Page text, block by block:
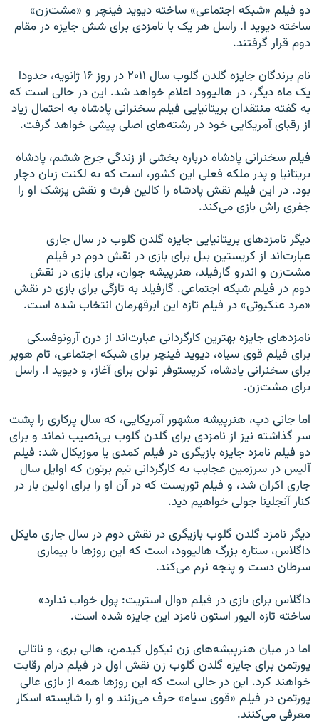
دو فیلم «شبکه اجتماعی» ساخته دیوید فینچر و «مشت‌زن»
ساخته دیوید ا. راسل هر یک با نامزدی برای شش جایزه در مقام
دوم قرار گرفتند.
نام برندگان جایزه گلدن گلوب سال ۲۰۱۱ در روز ۱۶ ژانویه، حدودا
یک ماه دیگر، در هالیوود اعلام خواهد شد. این در حالی است که
به گفته منتقدان بریتانیایی فیلم سخنرانی پادشاه به احتمال زیاد
از رقبای آمریکایی خود در رشته‌های اصلی پیشی خواهد گرفت.
فیلم سخنرانی پادشاه درباره بخشی از زندگی جرج ششم، پادشاه
بریتانیا و پدر ملکه فعلی این کشور، است که به لکنت زبان دچار
بود. در این فیلم نقش پادشاه را کالین فرث و نقش پزشک او را
جفری راش بازی می‌کند.
دیگر نامزدهای بریتانیایی جایزه گلدن گلوب در سال جاری
عبارت‌اند از کریستین بیل برای بازی در نقش دوم در فیلم
مشت‌زن و اندرو گارفیلد، هنرپیشه جوان، برای بازی در نقش
دوم در فیلم شبکه اجتماعی. گارفیلد به تازگی برای بازی در نقش
«مرد عنکبوتی» در فیلم تازه این ابرقهرمان انتخاب شده است.
نامزدهای جایزه بهترین کارگردانی عبارت‌اند از درن آرونوفسکی
برای فیلم قوی سیاه، دیوید فینچر برای شبکه اجتماعی، تام هوپر
برای سخنرانی پادشاه، کریستوفر نولن برای آغاز، و دیوید ا. راسل
برای مشت‌زن.
اما جانی دپ، هنرپیشه مشهور آمریکایی، که سال پرکاری را پشت
سر گذاشته نیز از نامزدی برای گلدن گلوب بی‌نصیب نماند و برای
دو فیلم نامزد جایزه بازیگری در فیلم کمدی یا موزیکال شد: فیلم
آلیس در سرزمین عجایب به کارگردانی تیم برتون که اوایل سال
جاری اکران شد، و فیلم توریست که در آن او را برای اولین بار در
کنار آنجلینا جولی خواهیم دید.
دیگر نامزد گلدن گلوب بازیگری در نقش دوم در سال جاری مایکل
داگلاس، ستاره بزرگ هالیوود، است که این روزها با بیماری
سرطان دست و پنجه نرم می‌کند.
داگلاس برای بازی در فیلم «وال استریت: پول خواب ندارد»
ساخته تازه الیور استون نامزد این جایزه شده است.
اما در میان هنرپیشه‌های زن نیکول کیدمن، هالی بری، و ناتالی
پورتمن برای جایزه گلدن گلوب زن نقش اول در فیلم درام رقابت
خواهند کرد. این در حالی است که این روزها همه از بازی عالی
پورتمن در فیلم «قوی سیاه» حرف می‌زنند و او را شایسته اسکار
معرفی می‌کنند.